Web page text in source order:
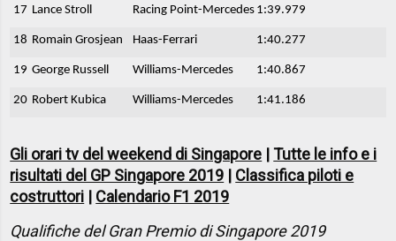
17 Lance Stroll Racing Point-Mercedes 1:39.979
18 Romain Grosjean Haas-Ferrari 1:40.277
19 George Russell Williams-Mercedes 1:40.867
20 Robert Kubica Williams-Mercedes 1:41.186
Gli orari tv del weekend di Singapore |Tutte le info e i
risultati del GP Singapore 2019 | Classifica piloti e
costruttori | Calendario F1 2019
Qualifiche del Gran Premio di Singapore 2019